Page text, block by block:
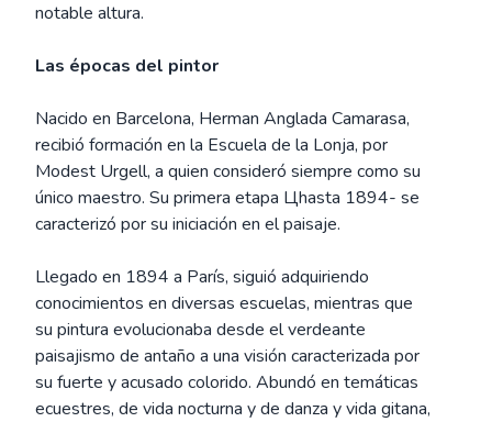
notable altura.
Las épocas del pintor
Nacido en Barcelona, Herman Anglada Camarasa,
recibió formación en la Escuela de la Lonja, por
Modest Urgell, a quien consideró siempre como su
único maestro. Su primera etapa Цhasta 1894- se
caracterizó por su iniciación en el paisaje.
Llegado en 1894 a París, siguió adquiriendo
conocimientos en diversas escuelas, mientras que
su pintura evolucionaba desde el verdeante
paisajismo de antaño a una visión caracterizada por
su fuerte y acusado colorido. Abundó en temáticas
ecuestres, de vida nocturna y de danza y vida gitana,